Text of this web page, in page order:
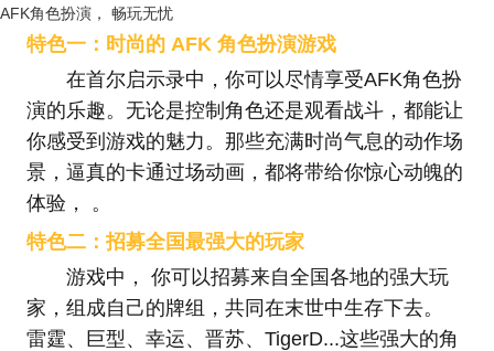
AFK角色扮演， 畅玩无忧
特色一：时尚的 AFK 角色扮演游戏
在首尔启示录中，你可以尽情享受AFK角色扮
演的乐趣。无论是控制角色还是观看战斗，都能让
你感受到游戏的魅力。那些充满时尚气息的动作场
景，逼真的卡通过场动画，都将带给你惊心动魄的
体验， 。
特色二：招募全国最强大的玩家
游戏中， 你可以招募来自全国各地的强大玩
家，组成自己的牌组，共同在末世中生存下去。
雷霆、巨型、幸运、晋苏、TigerD...这些强大的角